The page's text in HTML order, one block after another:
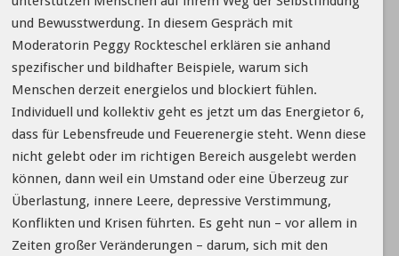
und Bewusstwerdung. In diesem Gespräch mit
Moderatorin Peggy Rockteschel erklären sie anhand
spezifischer und bildhafter Beispiele, warum sich
Menschen derzeit energielos und blockiert fühlen.
Individuell und kollektiv geht es jetzt um das Energietor 6,
dass für Lebensfreude und Feuerenergie steht. Wenn diese
nicht gelebt oder im richtigen Bereich ausgelebt werden
können, dann weil ein Umstand oder eine Überzeug zur
Überlastung, innere Leere, depressive Verstimmung,
Konflikten und Krisen führten. Es geht nun – vor allem in
Zeiten großer Veränderungen – darum, sich mit den